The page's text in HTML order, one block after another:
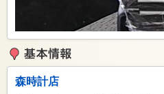
森時計店